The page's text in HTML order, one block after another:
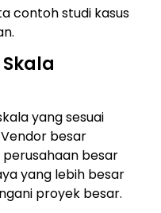
contoh studi kasus
yang sesuai
besar
besar
yang lebih besar
proyek besar.